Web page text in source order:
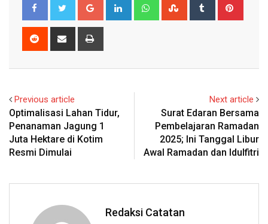
Google+ LinkedIn WhatsappStumbleUpon
Tumblr
Reddit
Share
Previous article
Optimalisasi Lahan Tidur,
Penanaman Jagung 1
Juta Hektare di Kotim
Resmi Dimulai
Next article
Surat Edaran Bersama
Pembelajaran Ramadan
2025; Ini Tanggal Libur
Awal Ramadan dan Idulfitri
Redaksi Catatan